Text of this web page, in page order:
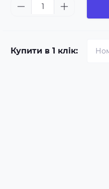
Купити в 1 клік: